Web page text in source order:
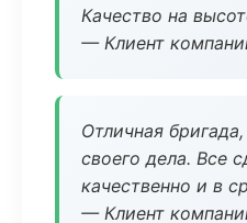
Качество на
— Клиент
Отличная
своего дела. Все
качественно и в
— Клиент